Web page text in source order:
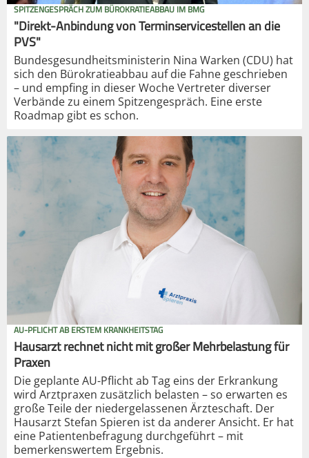
SPITZENGESPRÄCH ZUM BÜROKRATIEABBAU IM BMG
"Direkt-Anbindung von Terminservicestellen an die
PVS"
Bundesgesundheitsministerin Nina Warken (CDU) hat
sich den Bürokratieabbau auf die Fahne geschrieben
– und empfing in dieser Woche Vertreter diverser
Verbände zu einem Spitzengespräch. Eine erste
Roadmap gibt es schon.
AU-PFLICHT AB ERSTEM KRANKHEITSTAG
Hausarzt rechnet nicht mit großer Mehrbelastung für
Praxen
Die geplante AU-Pflicht ab Tag eins der Erkrankung
wird Arztpraxen zusätzlich belasten – so erwarten es
große Teile der niedergelassenen Ärzteschaft. Der
Hausarzt Stefan Spieren ist da anderer Ansicht. Er hat
eine Patientenbefragung durchgeführt – mit
bemerkenswertem Ergebnis.